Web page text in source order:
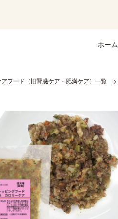
ホーム
フード（旧腎臓ケア・肥満ケア）一覧